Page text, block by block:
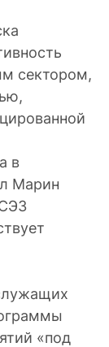
сектором,
в
Марин
«под